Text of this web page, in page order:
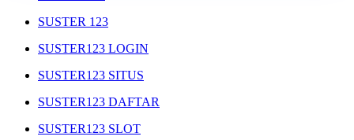
SUSTER 123
SUSTER123 LOGIN
SUSTER123 SITUS
SUSTER123 DAFTAR
SUSTER123 SLOT